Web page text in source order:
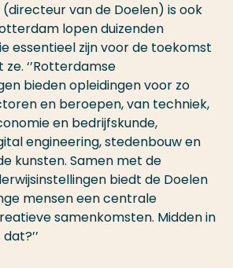
van de Doelen) is ook
lopen duizenden
essentieel zijn voor de toekomst
ze. ‘’Rotterdamse
bieden opleidingen voor zo
en beroepen, van techniek,
en bedrijfskunde,
engineering, stedenbouw en
kunsten. Samen met de
biedt de Doelen
mensen een centrale
samenkomsten. Midden in